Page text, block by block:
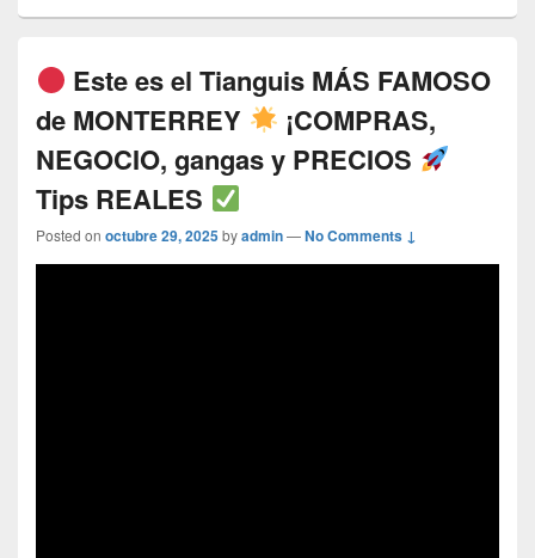
Este es el Tianguis MÁS FAMOSO
de MONTERREY
¡COMPRAS,
NEGOCIO, gangas y PRECIOS
Tips REALES
Posted on octubre 29, 2025byadmin—No Comments ↓